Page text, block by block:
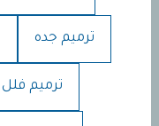
ترميم جده
ترميم فلل